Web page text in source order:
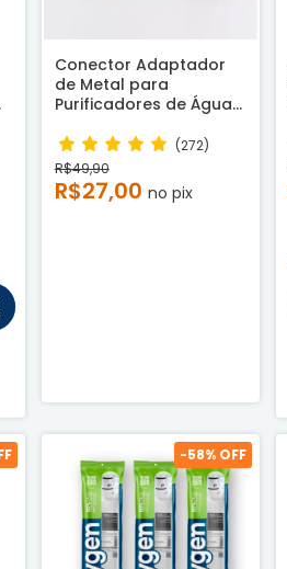
Conector Adaptador
de Metal para
Purificadores de Água
(272)
R$49,90
R$27,00 no pix
-58% OFF